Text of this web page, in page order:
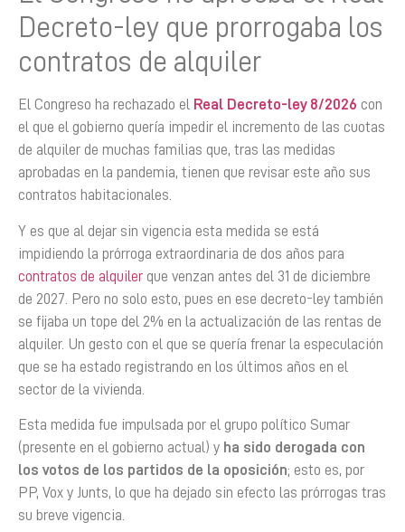
Decreto-ley que prorrogaba los
contratos de alquiler
El Congreso ha rechazado el Real Decreto-ley 8/2026 con
el que el gobierno quería impedir el incremento de las cuotas
de alquiler de muchas familias que, tras las medidas
aprobadas en la pandemia, tienen que revisar este año sus
contratos habitacionales.
Y es que al dejar sin vigencia esta medida se está
impidiendo la prórroga extraordinaria de dos años para
contratos de alquiler que venzan antes del 31 de diciembre
de 2027. Pero no solo esto, pues en ese decreto-ley también
se fijaba un tope del 2% en la actualización de las rentas de
alquiler. Un gesto con el que se quería frenar la especulación
que se ha estado registrando en los últimos años en el
sector de la vivienda.
Esta medida fue impulsada por el grupo político Sumar
(presente en el gobierno actual) y ha sido derogada con
los votos de los partidos de la oposición; esto es, por
PP, Vox y Junts, lo que ha dejado sin efecto las prórrogas tras
su breve vigencia.